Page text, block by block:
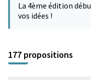
−
La 4ème édition
vos idées !
177 propositions